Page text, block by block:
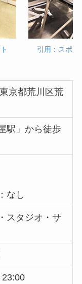
引用：スポー
京都荒川区荒
駅」から徒歩
なし
スタジオ・サ